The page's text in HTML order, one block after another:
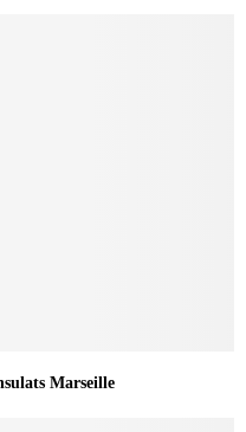
Marseille